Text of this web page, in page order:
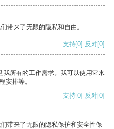
带来了无限的隐私和自由。
支持[0] 反对[0]
我所有的工作需求。我可以使用它来
安排等。
支持[0] 反对[0]
带来了无限的隐私保护和安全性保